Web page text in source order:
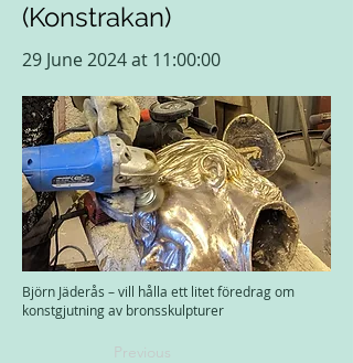
(Konstrakan)
29 June 2024 at 11:00:00
Björn Jäderås – vill hålla ett litet föredrag om
konstgjutning av bronsskulpturer
Previous